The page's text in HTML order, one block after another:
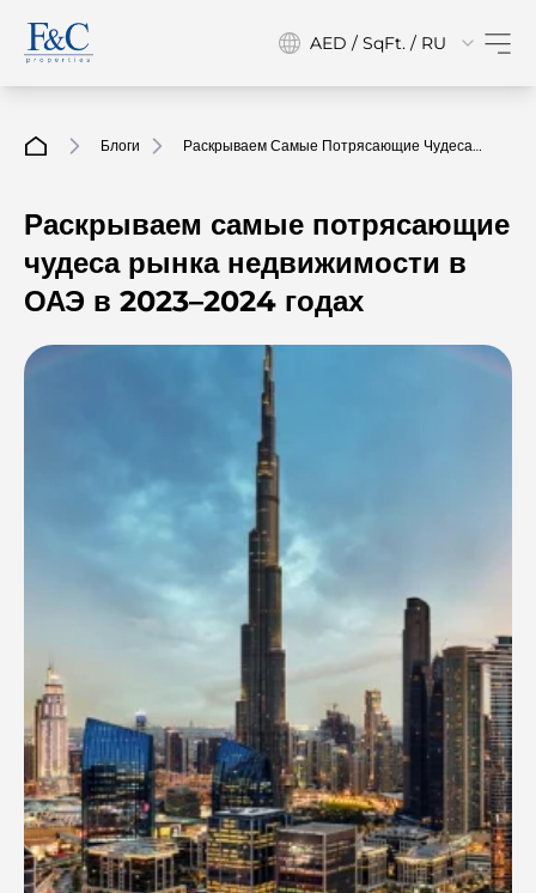
AED / SqFt. / RU
Блоги
Раскрываем Самые Потрясающие Чудеса
Раскрываем самые потрясающие
чудеса рынка недвижимости в
ОАЭ в 2023–2024 годах